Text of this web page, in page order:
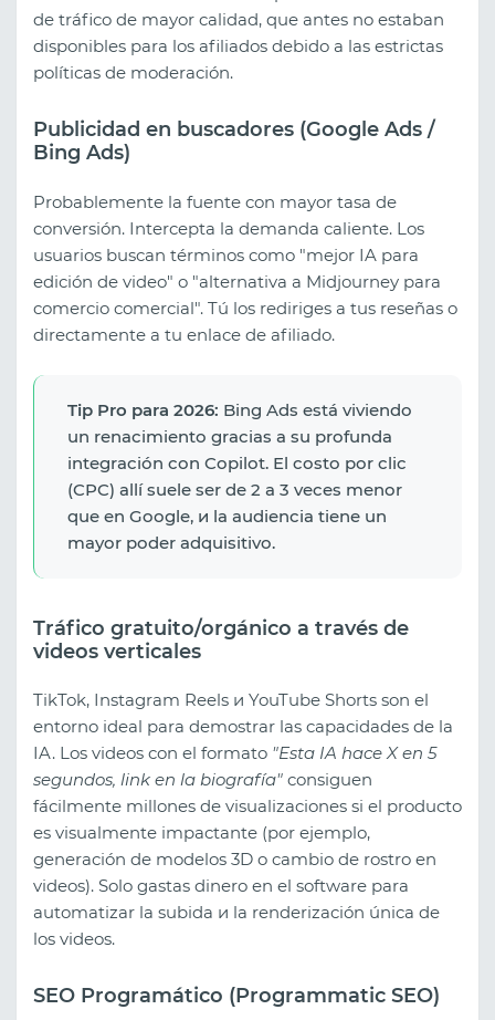
de tráfico de mayor calidad, que antes no estaban
disponibles para los afiliados debido a las estrictas
políticas de moderación.
Publicidad en buscadores (Google Ads /
Bing Ads)
Probablemente la fuente con mayor tasa de
conversión. Intercepta la demanda caliente. Los
usuarios buscan términos como "mejor IA para
edición de video" o "alternativa a Midjourney para
comercio comercial". Tú los rediriges a tus reseñas o
directamente a tu enlace de afiliado.
Tip Pro para 2026: Bing Ads está viviendo
un renacimiento gracias a su profunda
integración con Copilot. El costo por clic
(CPC) allí suele ser de 2 a 3 veces menor
que en Google, и la audiencia tiene un
mayor poder adquisitivo.
Tráfico gratuito/orgánico a través de
videos verticales
TikTok, Instagram Reels и YouTube Shorts son el
entorno ideal para demostrar las capacidades de la
IA. Los videos con el formato "Esta IA hace X en 5
segundos, link en la biografía" consiguen
fácilmente millones de visualizaciones si el producto
es visualmente impactante (por ejemplo,
generación de modelos 3D o cambio de rostro en
videos). Solo gastas dinero en el software para
automatizar la subida и la renderización única de
los videos.
SEO Programático (Programmatic SEO)